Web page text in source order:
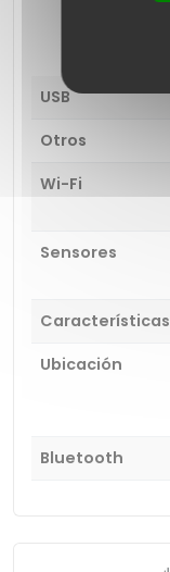
USB
Otros
Wi-Fi
Sensores
Características
Ubicación
Bluetooth